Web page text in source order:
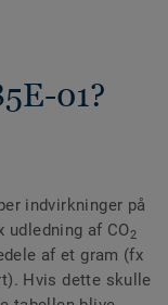
01?
indvirkninger på
af CO2
af et gram (fx
Hvis dette skulle